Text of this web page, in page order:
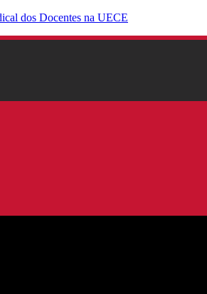
dos Docentes na UECE